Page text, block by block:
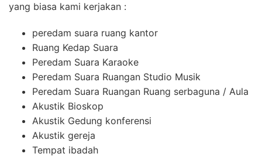
yang biasa kami kerjakan :
peredam suara ruang kantor
Ruang Kedap Suara
Peredam Suara Karaoke
Peredam Suara Ruangan Studio Musik
Peredam Suara Ruangan Ruang serbaguna / Aula
Akustik Bioskop
Akustik Gedung konferensi
Akustik gereja
Tempat ibadah